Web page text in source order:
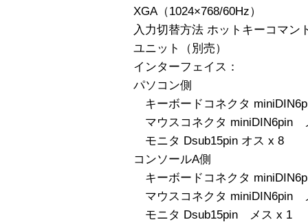
XGA（1024×768/60Hz）
入力切替方法 ホットキーコマン
ユニット（別売）
インターフェイス：
パソコン側
キーボードコネクタ
マウスコネクタ miniDIN6pin
モニタ Dsub15pin オス x 8
コンソールA側
キーボードコネクタ
マウスコネクタ miniDIN6pin
モニタ Dsub15pin メス x 1